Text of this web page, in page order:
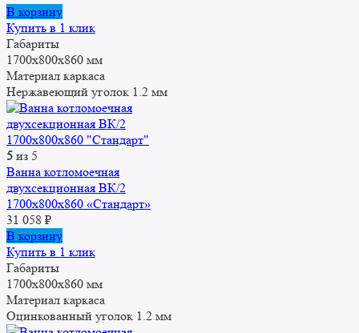
В корзину
Купить в 1 клик
Габариты
1700x800x860 мм
Материал каркаса
Нержавеющий уголок 1.2 мм
5 из 5
Ванна котломоечная
двухсекционная ВК/2
1700x800x860 «Стандарт»
31 058 ₽
В корзину
Купить в 1 клик
Габариты
1700x800x860 мм
Материал каркаса
Оцинкованный уголок 1.2 мм